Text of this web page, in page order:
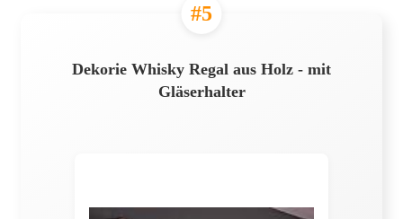
#5
Dekorie Whisky Regal aus Holz - mit
Gläserhalter